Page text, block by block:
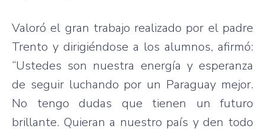
Valoró el gran trabajo realizado por el padre
Trento y dirigiéndose a los alumnos, afirmó:
“Ustedes son nuestra energía y esperanza
de seguir luchando por un Paraguay mejor.
No tengo dudas que tienen un futuro
brillante. Quieran a nuestro país y den todo